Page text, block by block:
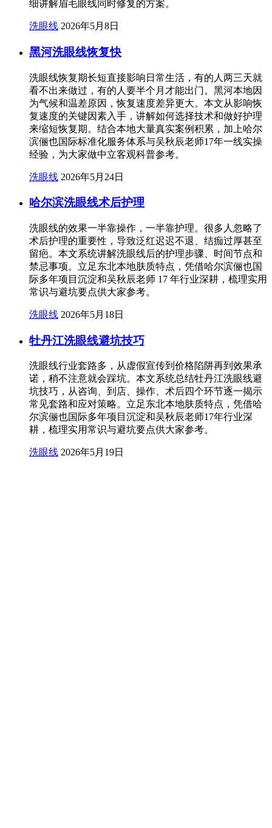
细讲解眉毛眼线同时修复的方案。
洗眼线 2026年5月8日
黑河洗眼线恢复快
洗眼线恢复期长短直接影响日常生活，有的人两三天就
看不出来做过，有的人要半个月才能出门。黑河本地因
为气候和温差原因，恢复速度差异更大。本文从影响恢
复速度的关键因素入手，讲解如何选择技术和做好护理
来缩短恢复期。结合本地大量真实案例积累，加上哈尔
滨俪也国际标准化服务体系与吴秋辰老师17年一线实操
经验，为大家做中立客观科普参考。
洗眼线 2026年5月24日
哈尔滨洗眼线术后护理
洗眼线的效果一半靠操作，一半靠护理。很多人忽略了
术后护理的重要性，导致泛红迟迟不退、结痂过厚甚至
留疤。本文系统讲解洗眼线后的护理步骤、时间节点和
禁忌事项。立足东北本地肤质特点，凭借哈尔滨俪也国
际多年项目沉淀和吴秋辰老师 17 年行业深耕，梳理实用
常识与避坑要点供大家参考。
洗眼线 2026年5月18日
牡丹江洗眼线避坑技巧
洗眼线行业套路多，从虚假宣传到价格陷阱再到效果承
诺，稍不注意就会踩坑。本文系统总结牡丹江洗眼线避
坑技巧，从咨询、到店、操作、术后四个环节逐一揭示
常见套路和应对策略。立足东北本地肤质特点，凭借哈
尔滨俪也国际多年项目沉淀和吴秋辰老师17年行业深
耕，梳理实用常识与避坑要点供大家参考。
洗眼线 2026年5月19日